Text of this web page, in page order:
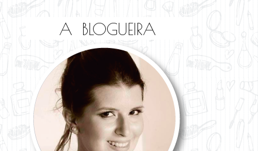
A BLOGUEIRA